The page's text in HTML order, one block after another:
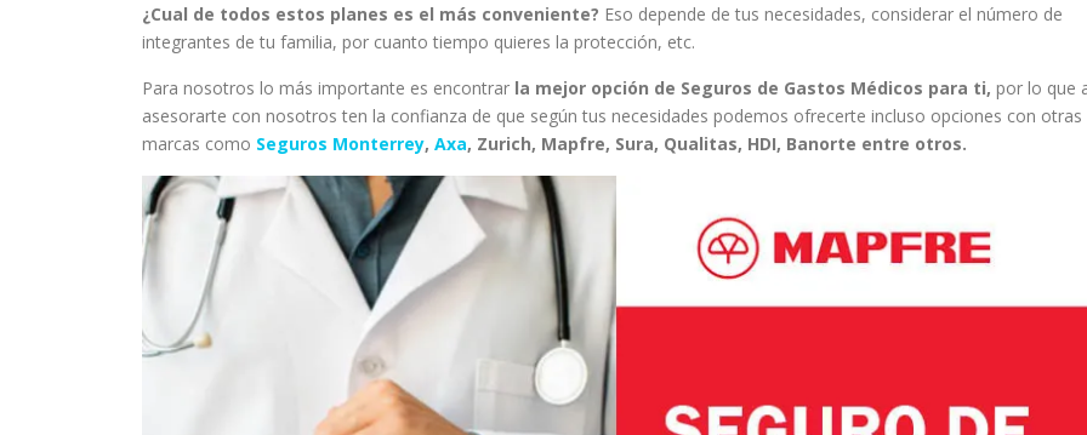
¿Cual de todos estos planes es el más conveniente? Eso depende de tus necesidades, considerar el número de
integrantes de tu familia, por cuanto tiempo quieres la protección, etc.
Para nosotros lo más importante es encontrar la mejor opción de Seguros de Gastos Médicos para ti, por lo que
asesorarte con nosotros ten la confianza de que según tus necesidades podemos ofrecerte incluso opciones con otras
marcas como Seguros Monterrey, Axa, Zurich, Mapfre, Sura, Qualitas, HDI, Banorte entre otros.